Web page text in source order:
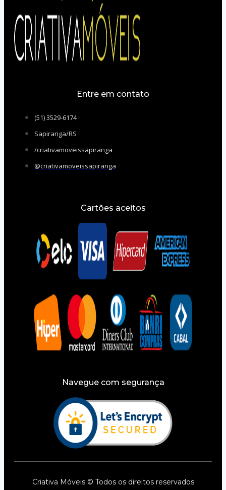
Entre em contato
(51) 3529-6174
Sapiranga/RS
/criativamoveissapiranga
@criativamoveissapiranga
Cartões aceitos
Navegue com segurança
Criativa Móveis © Todos os direitos reservados